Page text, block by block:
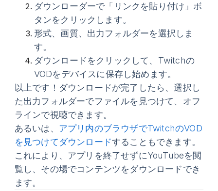
ダウンローダーで「リンクを貼り付け」 ボ
タンをクリックします。
形式、画質、出力フォルダーを選択しま
す。
ダウンロードをクリックして、Twitchの
VODをデバイスに保存し始めます。
以上です！ダウンロードが完了したら、選択し
た出力フォルダーでファイルを見つけて、オフ
ラインで視聴できます。
あるいは、 アプリ内のブラウザでTwitchのVOD
を見つけてダウンロードすることもできます。
これにより、アプリを終了せずにYouTubeを閲
覧し、その場でコンテンツをダウンロードでき
ます。